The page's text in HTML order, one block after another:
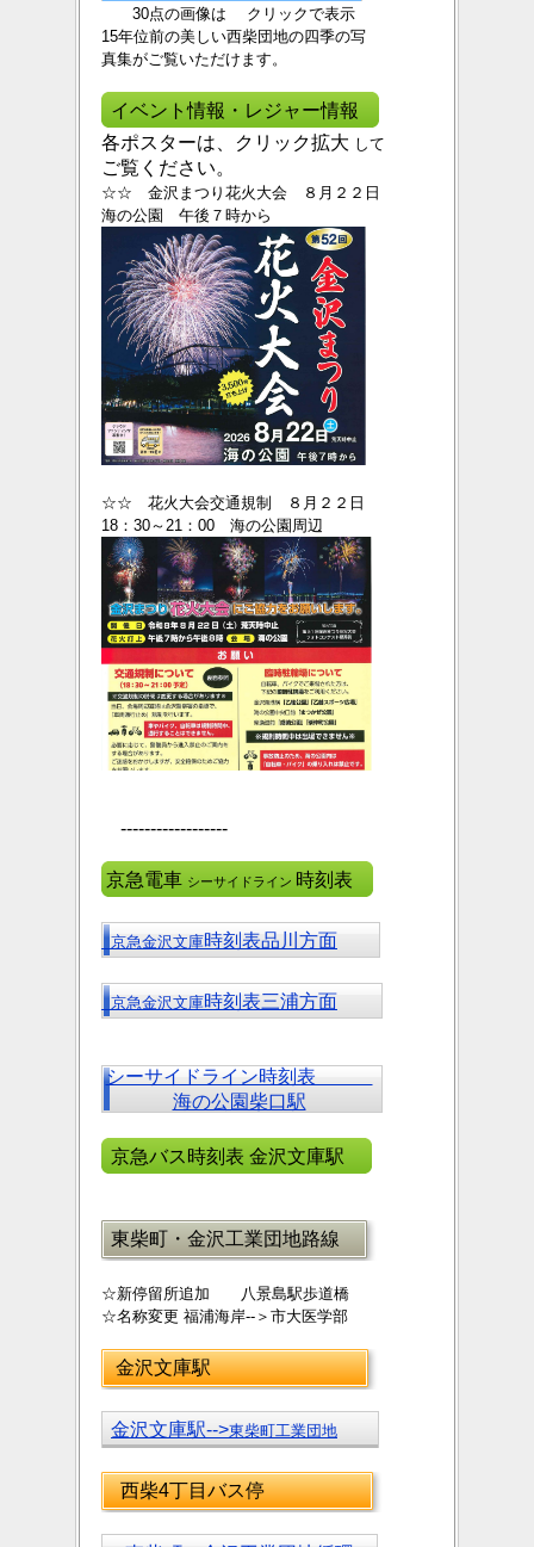
30点の画像は クリックで表示
15年位前の美しい西柴団地の四季の写
真集がご覧いただけます。
イベント情報・レジャー情報
各ポスターは、クリック拡大 して
ご覧ください。
☆☆ 金沢まつり花火大会 ８月２２日
海の公園 午後７時から
☆☆ 花火大会交通規制 ８月２２日
18：30～21：00 海の公園周辺
------------------
京急電車 シーサイドライン 時刻表
京急金沢文庫時刻表品川方面
京急金沢文庫時刻表三浦方面
シーサイドライン時刻表
海の公園柴口駅
京急バス時刻表 金沢文庫駅
東柴町・金沢工業団地路線
☆新停留所追加 八景島駅歩道橋
☆名称変更 福浦海岸--＞市大医学部
金沢文庫駅
金沢文庫駅-->東柴町工業団地
西柴4丁目バス停